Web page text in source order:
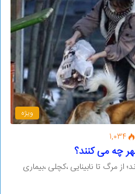
ویژه
1,034
چه می کنند؟
مرگ تا نابینایی ،کچلی ،بیماری